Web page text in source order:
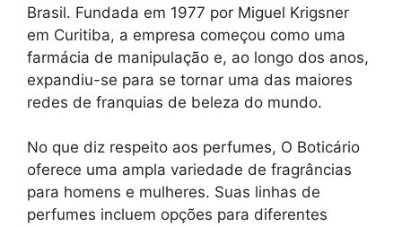
Brasil. Fundada em 1977 por Miguel Krigsner
em Curitiba, a empresa começou como uma
farmácia de manipulação e, ao longo dos anos,
expandiu-se para se tornar uma das maiores
redes de franquias de beleza do mundo.
No que diz respeito aos perfumes, O Boticário
oferece uma ampla variedade de fragrâncias
para homens e mulheres. Suas linhas de
perfumes incluem opções para diferentes